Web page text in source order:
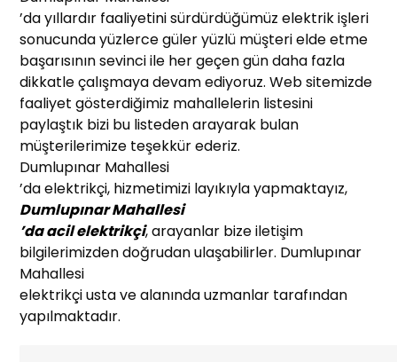
’da yıllardır faaliyetini sürdürdüğümüz elektrik işleri
sonucunda yüzlerce güler yüzlü müşteri elde etme
başarısının sevinci ile her geçen gün daha fazla
dikkatle çalışmaya devam ediyoruz. Web sitemizde
faaliyet gösterdiğimiz mahallelerin listesini
paylaştık bizi bu listeden arayarak bulan
müşterilerimize teşekkür ederiz.
Dumlupınar Mahallesi
’da elektrikçi, hizmetimizi layıkıyla yapmaktayız,
Dumlupınar Mahallesi
’da acil elektrikçi, arayanlar bize iletişim
bilgilerimizden doğrudan ulaşabilirler. Dumlupınar
Mahallesi
elektrikçi usta ve alanında uzmanlar tarafından
yapılmaktadır.